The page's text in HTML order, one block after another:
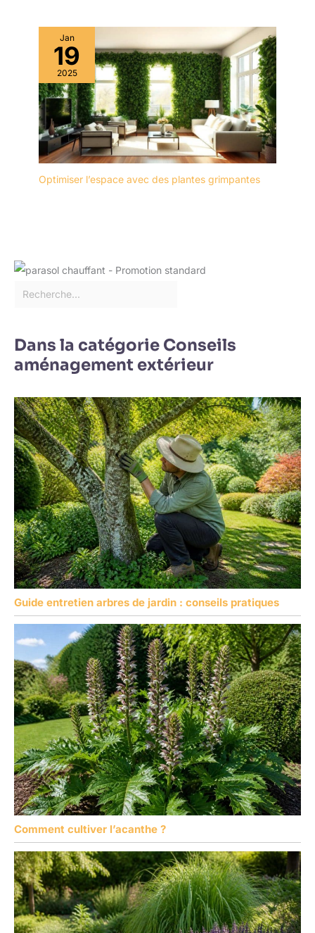
Jan
19
2025
Optimiser l’espace avec des plantes grimpantes
Dans la catégorie Conseils
aménagement extérieur
Guide entretien arbres de jardin : conseils pratiques
Comment cultiver l’acanthe ?